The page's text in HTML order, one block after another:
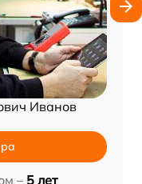
Иванов
– 5 лет